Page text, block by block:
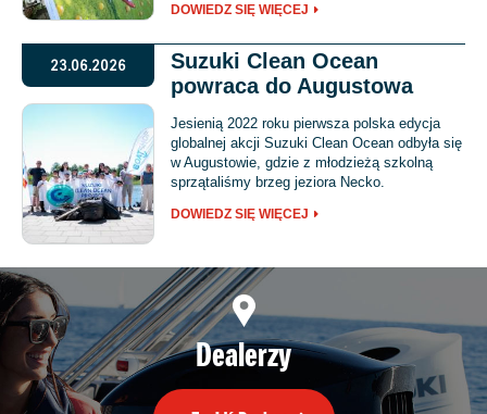
DOWIEDZ SIĘ WIĘCEJ
23.06.2026
Suzuki Clean Ocean
powraca do Augustowa
Jesienią 2022 roku pierwsza polska edycja
globalnej akcji Suzuki Clean Ocean odbyła się
w Augustowie, gdzie z młodzieżą szkolną
sprzątaliśmy brzeg jeziora Necko.
DOWIEDZ SIĘ WIĘCEJ
Dealerzy